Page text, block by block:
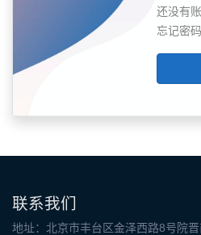
还没有
忘记密码
联系我们
地址：北京市丰台区金泽西路8号院